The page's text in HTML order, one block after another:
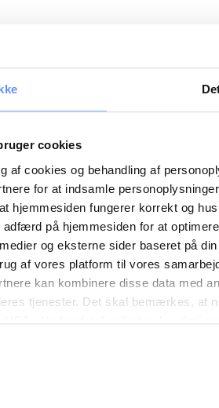
cookies
af cookies og behandling af
for at indsamle
hjemmesiden fungerer korrekt og
på hjemmesiden for at
og eksterne sider baseret på
af vores platform til vores
kan kombinere disse data med
tjenester. Det skal bemærkes, at
bestemmer selv, hvilke formål vores